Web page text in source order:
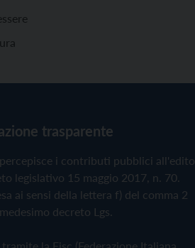
trasparente
i contributi pubblici
legislativo 15 maggio 2017, n. 70.
ai sensi della lettera f) del comma 2
decreto Lgs.